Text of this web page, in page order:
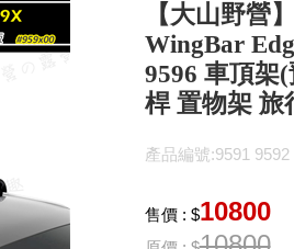
【大山野營
WingBar
9596 車頂架
桿 置物架 旅
產品編號:9591
售價 : $10800